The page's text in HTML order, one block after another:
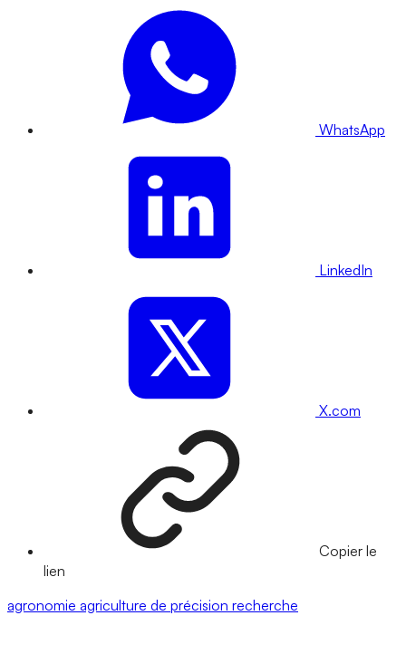
WhatsApp
LinkedIn
X.com
Copier le
lien
agronomie agriculture de précision recherche